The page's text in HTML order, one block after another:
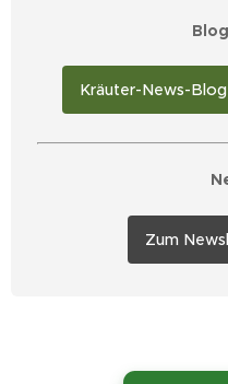
📰
Kräuter-News-Blog
✉️
Zum